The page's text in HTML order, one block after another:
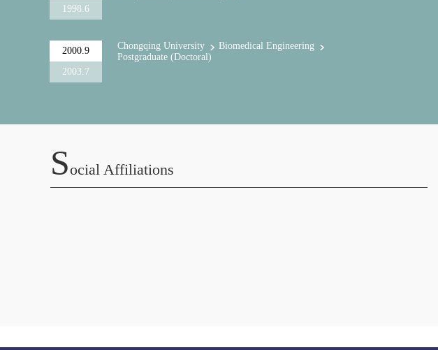
1998.6
2000.9
2003.7
Chongqing University
Biomedical Engineering
Postgraduate (Doctoral)
SOcial Affiliations